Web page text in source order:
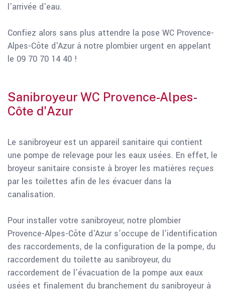
l'arrivée d'eau.
Confiez alors sans plus attendre la pose WC Provence-
Alpes-Côte d'Azur à notre plombier urgent en appelant
le 09 70 70 14 40 !
Sanibroyeur WC Provence-Alpes-
Côte d'Azur
Le sanibroyeur est un appareil sanitaire qui contient
une pompe de relevage pour les eaux usées. En effet, le
broyeur sanitaire consiste à broyer les matières reçues
par les toilettes afin de les évacuer dans la
canalisation.
Pour installer votre sanibroyeur, notre plombier
Provence-Alpes-Côte d'Azur s’occupe de l’identification
des raccordements, de la configuration de la pompe, du
raccordement du toilette au sanibroyeur, du
raccordement de l’évacuation de la pompe aux eaux
usées et finalement du branchement du sanibroyeur à